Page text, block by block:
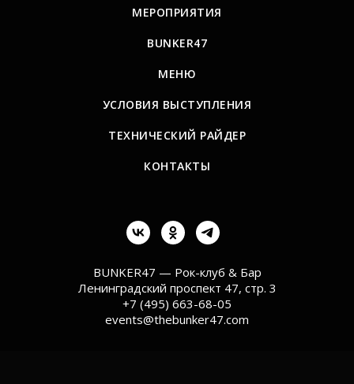
МЕРОПРИЯТИЯ
BUNKER47
МЕНЮ
УСЛОВИЯ ВЫСТУПЛЕНИЯ
ТЕХНИЧЕСКИЙ РАЙДЕР
КОНТАКТЫ
BUNKER47 — Рок-клуб & Бар
Ленинградский проспект 47, стр. 3
+7 (495) 663-68-05
events@thebunker47.com